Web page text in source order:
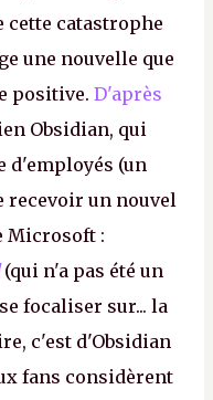
cette catastrophe
une nouvelle que
positive. D'après
Obsidian, qui
d'employés (un
recevoir un nouvel
Microsoft :
(qui n'a pas été un
focaliser sur... la
c'est d'Obsidian
fans considèrent